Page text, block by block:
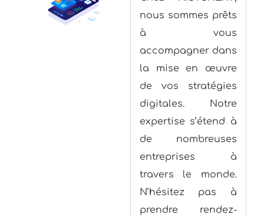
à vous
accompagner dans
la mise en œuvre
de vos stratégies
digitales. Notre
expertise s’étend à
de nombreuses
entreprises à
travers le monde.
N’hésitez pas à
prendre rendez-
vous dans nos